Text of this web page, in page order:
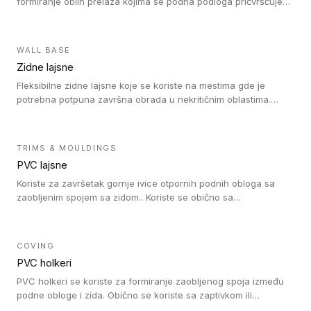
WALL BASE
Zidne lajsne
Fleksibilne zidne lajsne koje se koriste na mestima gde je
potrebna potpuna završna obrada u nekritičnim oblastima.
TRIMS & MOULDINGS
PVC lajsne
Koriste za završetak gornje ivice otpornih podnih obloga sa
zaobljenim spojem sa zidom.. Koriste se obično sa
rešenje).
COVING
PVC holkeri
PVC holkeri se koriste za formiranje zaobljenog spoja između
podne obloge i zida. Obično se koriste sa zaptivkom ili